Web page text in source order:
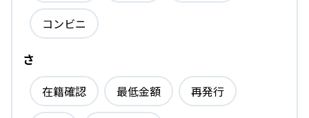
コンビニ
さ
在籍確認 最低金額 再発行